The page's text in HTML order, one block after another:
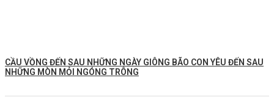
CẦU VỒNG ĐẾN SAU NHỮNG NGÀY GIÔNG BÃO CON YÊU ĐẾN SAU
NHỮNG MÒN MỎI NGÓNG TRÔNG